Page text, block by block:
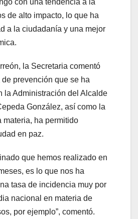
con una tendencia a la
de alto impacto, lo que ha
a la ciudadanía y una mejor
la Secretaria comentó
prevención que se ha
la Administración del Alcalde
González, así como la
materia, ha permitido
en paz.
que hemos realizado en
es lo que nos ha
tasa de incidencia muy por
nacional en materia de
por ejemplo”, comentó.